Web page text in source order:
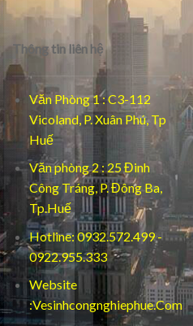
Thông tin liên hệ
Văn Phòng 1 : C3-112
Vicoland, P. Xuân Phú, Tp
Huế
Văn phòng 2 : 25 Đinh
Công Tráng, P. Đông Ba,
Tp.Huế
Hotline: 0932.572.499 -
0922.955.333
Website
:Vesinhcongnghiephue.Com